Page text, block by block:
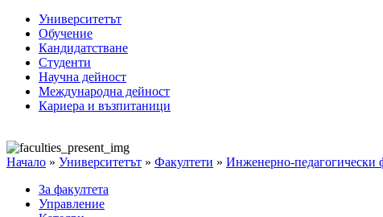
Университетът
Обучение
Кандидатстване
Студенти
Научна дейност
Международна дейност
Кариера и възпитаници
Начало » Университетът » Факултети » Инженерно-педагогически
За факултета
Управление